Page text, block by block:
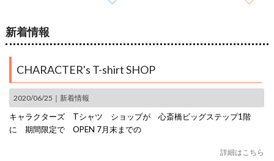
新着情報
CHARACTER's T-shirt SHOP
2020/06/25｜ 新着情報
キャラクターズ Tシャツ ショップが 心斎橋ビッグステップ1階
に 期間限定で OPEN 7月末までの
詳細はこちら